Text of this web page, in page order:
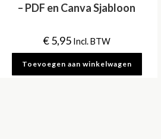
– PDF en Canva Sjabloon
€5,95 Incl. BTW
Toevoegen aan winkelwagen